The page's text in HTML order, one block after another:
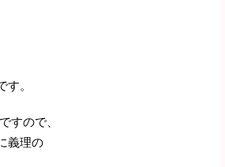
。
すので、
義理の